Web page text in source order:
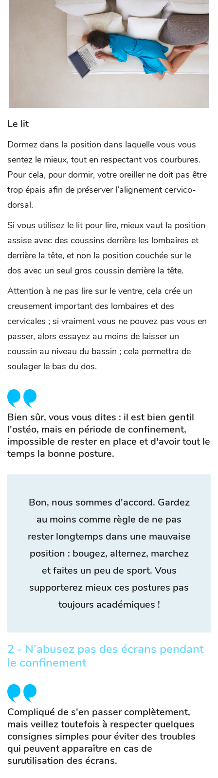
Le lit
Dormez dans la position dans laquelle vous vous
sentez le mieux, tout en respectant vos courbures.
Pour cela, pour dormir, votre oreiller ne doit pas être
trop épais afin de préserver l’alignement cervico-
dorsal.
Si vous utilisez le lit pour lire, mieux vaut la position
assise avec des coussins derrière les lombaires et
derrière la tête, et non la position couchée sur le
dos avec un seul gros coussin derrière la tête.
Attention à ne pas lire sur le ventre, cela crée un
creusement important des lombaires et des
cervicales ; si vraiment vous ne pouvez pas vous en
passer, alors essayez au moins de laisser un
coussin au niveau du bassin ; cela permettra de
soulager le bas du dos.
Bien sûr, vous vous dites : il est bien gentil
l'ostéo, mais en période de confinement,
impossible de rester en place et d'avoir tout le
temps la bonne posture.
Bon, nous sommes d'accord. Gardez
au moins comme règle de ne pas
rester longtemps dans une mauvaise
position : bougez, alternez, marchez
et faites un peu de sport. Vous
supporterez mieux ces postures pas
toujours académiques !
2 - N’abusez pas des écrans pendant
le confinement
Compliqué de s'en passer complètement,
mais veillez toutefois à respecter quelques
consignes simples pour éviter des troubles
qui peuvent apparaître en cas de
surutilisation des écrans.